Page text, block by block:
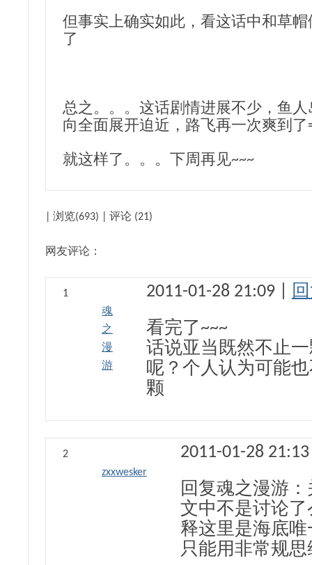
但事实上确实如此，看这话中和草
了
总之。。。这话剧情进展不少，鱼
向全面展开迫近，路飞再一次爽到了
就这样了。。。下周再见~~~
| 浏览(693) | 评论 (21)
网友评论：
1
魂
之
漫
游
2011-01-28 21:09 |
看完了~~~
话说亚当既然不止
呢？个人认为可能
颗
2
zxxwesker
2011-01-28
回复魂之漫游
文中不是讨论
释这里是海底
只能用非常规